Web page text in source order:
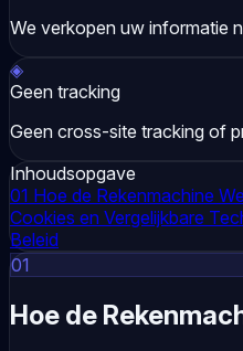
We verkopen uw informatie
◈
Geen tracking
Geen cross-site tracking of
Inhoudsopgave
01 Hoe de Rekenmachine
Cookies en Vergelijkbare
Beleid
01
Hoe de